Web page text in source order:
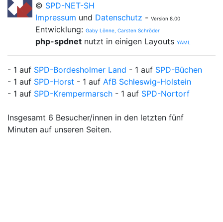
© SPD-NET-SH
Impressum und Datenschutz - Version 8.00
Entwicklung: Gaby Lönne, Carsten Schröder
php-spdnet nutzt in einigen Layouts YAML
- 1 auf SPD-Bordesholmer Land - 1 auf SPD-Büchen
- 1 auf SPD-Horst - 1 auf AfB Schleswig-Holstein
- 1 auf SPD-Krempermarsch - 1 auf SPD-Nortorf
Insgesamt 6 Besucher/innen in den letzten fünf
Minuten auf unseren Seiten.